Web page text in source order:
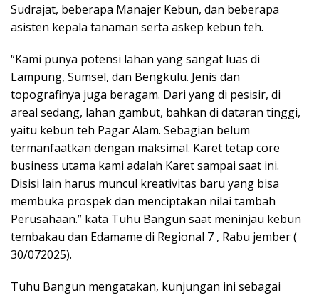
Sudrajat, beberapa Manajer Kebun, dan beberapa
asisten kepala tanaman serta askep kebun teh.
“Kami punya potensi lahan yang sangat luas di
Lampung, Sumsel, dan Bengkulu. Jenis dan
topografinya juga beragam. Dari yang di pesisir, di
areal sedang, lahan gambut, bahkan di dataran tinggi,
yaitu kebun teh Pagar Alam. Sebagian belum
termanfaatkan dengan maksimal. Karet tetap core
business utama kami adalah Karet sampai saat ini.
Disisi lain harus muncul kreativitas baru yang bisa
membuka prospek dan menciptakan nilai tambah
Perusahaan.” kata Tuhu Bangun saat meninjau kebun
tembakau dan Edamame di Regional 7 , Rabu jember (
30/072025).
Tuhu Bangun mengatakan, kunjungan ini sebagai